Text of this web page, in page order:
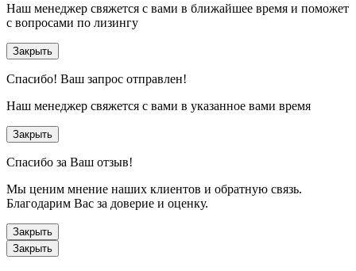
Наш менеджер свяжется с вами в ближайшее время и поможет
с вопросами по лизингу
Закрыть
Спасибо! Ваш запрос отправлен!
Наш менеджер свяжется с вами в указанное вами время
Закрыть
Спасибо за Ваш отзыв!
Мы ценим мнение наших клиентов и обратную связь.
Благодарим Вас за доверие и оценку.
Закрыть
Закрыть